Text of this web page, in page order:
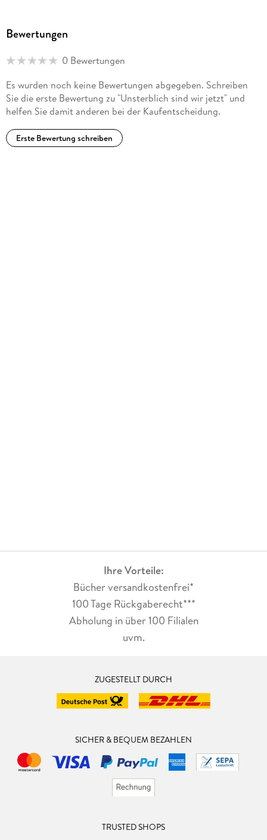
Bewertungen
0 Bewertungen
Es wurden noch keine Bewertungen abgegeben. Schreiben
Sie die erste Bewertung zu "Unsterblich sind wir jetzt" und
helfen Sie damit anderen bei der Kaufentscheidung.
Erste Bewertung schreiben
Ihre Vorteile:
Bücher versandkostenfrei*
100 Tage Rückgaberecht***
Abholung in über 100 Filialen
uvm.
ZUGESTELLT DURCH
SICHER & BEQUEM BEZAHLEN
TRUSTED SHOPS